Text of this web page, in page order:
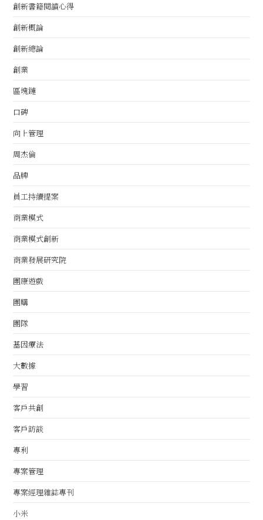
創新書籍閱讀心得
創新概論
創新總論
創業
區塊鏈
口碑
向上管理
周杰倫
品牌
員工持續提案
商業模式
商業模式創新
商業發展研究院
團康遊戲
團購
團隊
基因療法
大數據
學習
客戶共創
客戶訪談
專利
專案管理
專案經理雜誌專刊
小米